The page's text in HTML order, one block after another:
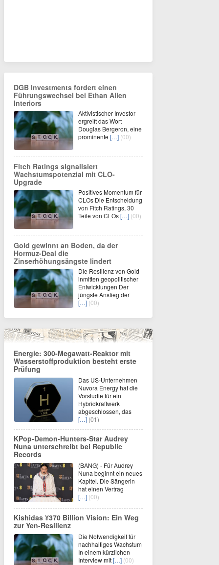
DGB Investments fordert einen
Führungswechsel bei Ethan Allen
Interiors
Aktivistischer Investor
ergreift das Wort
Douglas Bergeron, eine
prominente […] (00)
Fitch Ratings signalisiert
Wachstumspotenzial mit CLO-
Upgrade
Positives Momentum für
CLOs Die Entscheidung
von Fitch Ratings, 30
Teile von CLOs[…] (00)
Gold gewinnt an Boden, da der
Hormuz-Deal die
Zinserhöhungsängste lindert
Die Resilienz von Gold
inmitten geopolitischer
Entwicklungen Der
jüngste Anstieg der
[…] (00)
Energie: 300-Megawatt-Reaktor mit
Wasserstoffproduktion besteht erste
Prüfung
Das US-Unternehmen
Nuvora Energy hat die
Vorstudie für ein
Hybridkraftwerk
abgeschlossen, das
[…] (01)
KPop-Demon-Hunters-Star Audrey
Nuna unterschreibt bei Republic
Records
(BANG) - Für Audrey
Nuna beginnt ein neues
Kapitel. Die Sängerin
hat einen Vertrag
[…] (00)
Kishidas ¥370 Billion Vision: Ein Weg
zur Yen-Resilienz
Die Notwendigkeit für
nachhaltiges Wachstum
In einem kürzlichen
Interview mit[…] (00)